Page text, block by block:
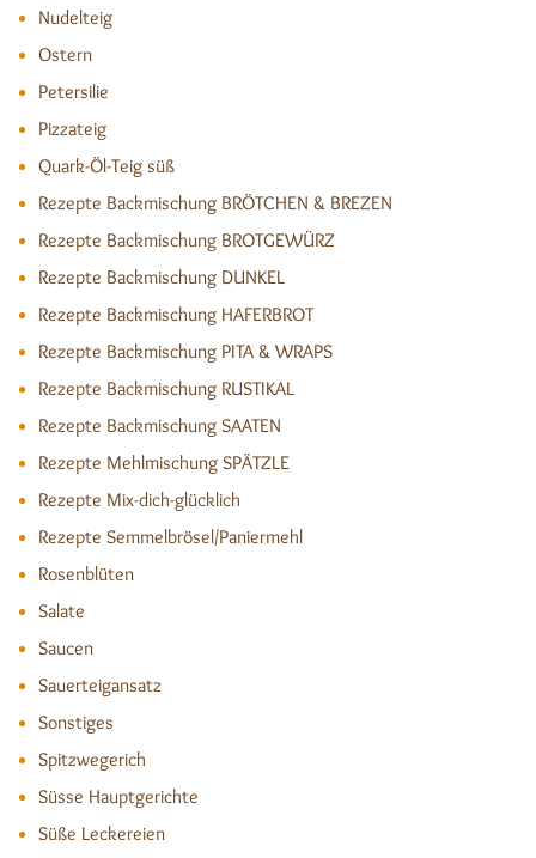
Nudelteig
Ostern
Petersilie
Pizzateig
Quark-Öl-Teig süß
Rezepte Backmischung BRÖTCHEN & BREZEN
Rezepte Backmischung BROTGEWÜRZ
Rezepte Backmischung DUNKEL
Rezepte Backmischung HAFERBROT
Rezepte Backmischung PITA & WRAPS
Rezepte Backmischung RUSTIKAL
Rezepte Backmischung SAATEN
Rezepte Mehlmischung SPÄTZLE
Rezepte Mix-dich-glücklich
Rezepte Semmelbrösel/Paniermehl
Rosenblüten
Salate
Saucen
Sauerteigansatz
Sonstiges
Spitzwegerich
Süsse Hauptgerichte
Süße Leckereien